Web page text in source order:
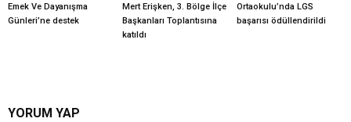
Emek Ve Dayanışma
Günleri’ne destek
Mert Erişken, 3. Bölge İlçe
Başkanları Toplantısına
katıldı
Ortaokulu’nda LGS
başarısı ödüllendirildi
YORUM YAP